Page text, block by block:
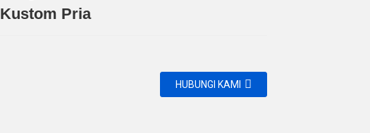
Kustom Pria
HUBUNGI KAMI